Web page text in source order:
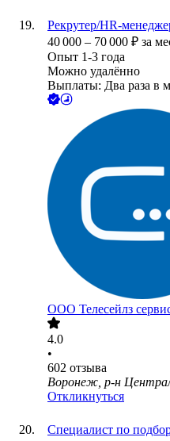
Рекрутер/HR-
40 000 – 70 000 ₽ за
Опыт 1-3 года
Можно удалённо
Выплаты: Два раза в
ООО Телесейлз
4.0
•
602 отзыва
Воронеж, р-н
Откликнуться
Специалист по